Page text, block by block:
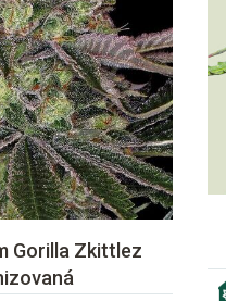
Gorilla Zkittlez